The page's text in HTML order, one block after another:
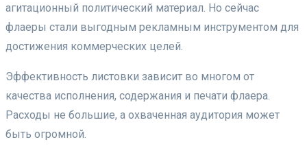
агитационный политический материал. Но сейчас
флаеры стали выгодным рекламным инструментом для
достижения коммерческих целей.
Эффективность листовки зависит во многом от
качества исполнения, содержания и печати флаера.
Расходы не большие, а охваченная аудитория может
быть огромной.